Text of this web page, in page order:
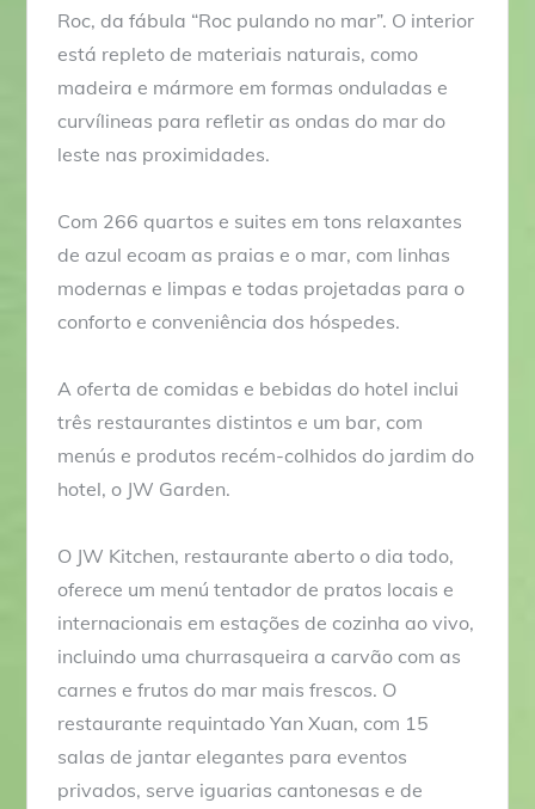
Roc, da fábula “Roc pulando no mar”. O interior
está repleto de materiais naturais, como
madeira e mármore em formas onduladas e
curvílineas para refletir as ondas do mar do
leste nas proximidades.
Com 266 quartos e suites em tons relaxantes
de azul ecoam as praias e o mar, com linhas
modernas e limpas e todas projetadas para o
conforto e conveniência dos hóspedes.
A oferta de comidas e bebidas do hotel inclui
três restaurantes distintos e um bar, com
menús e produtos recém-colhidos do jardim do
hotel, o JW Garden.
O JW Kitchen, restaurante aberto o dia todo,
oferece um menú tentador de pratos locais e
internacionais em estações de cozinha ao vivo,
incluindo uma churrasqueira a carvão com as
carnes e frutos do mar mais frescos. O
restaurante requintado Yan Xuan, com 15
salas de jantar elegantes para eventos
privados, serve iguarias cantonesas e de